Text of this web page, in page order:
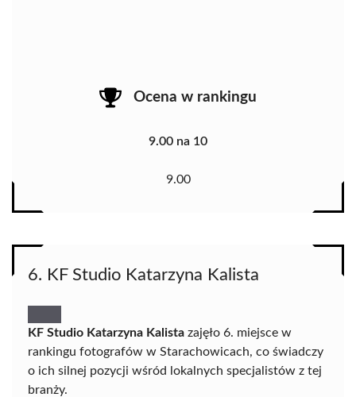
Ocena w rankingu
9.00 na 10
9.00
6. KF Studio Katarzyna Kalista
KF Studio Katarzyna Kalista zajęło 6. miejsce w
rankingu fotografów w Starachowicach, co świadczy
o ich silnej pozycji wśród lokalnych specjalistów z tej
branży.